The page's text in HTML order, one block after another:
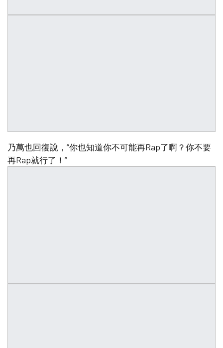
乃萬也回復說，“你也知道你不可能再Rap了啊？你不要
再Rap就行了！”